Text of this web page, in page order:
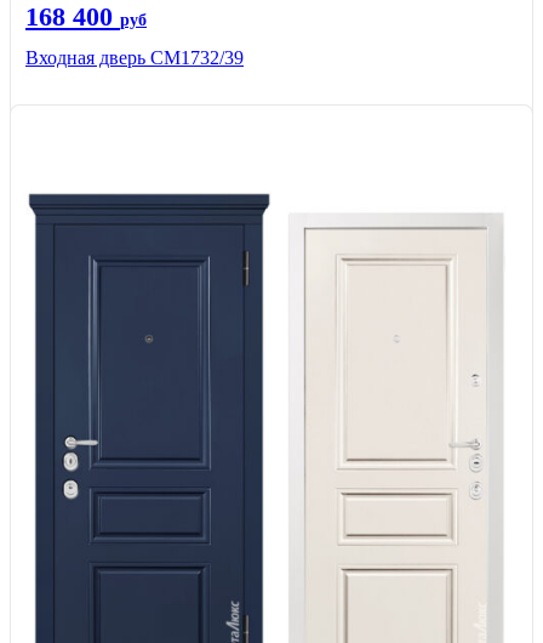
168 400 руб
Входная дверь СМ1732/39